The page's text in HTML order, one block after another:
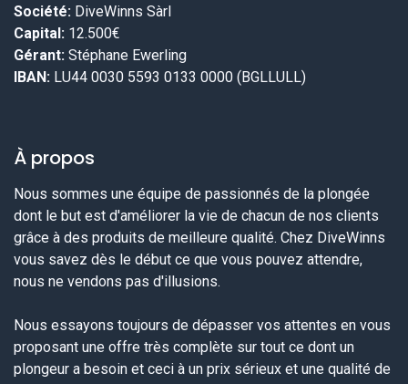
Société: DiveWinns Sàrl
Capital: 12.500€
Gérant: Stéphane Ewerling
IBAN: LU44 0030 5593 0133 0000 (BGLLULL)
À propos
Nous sommes une équipe de passionnés de la plongée
dont le but est d'améliorer la vie de chacun de nos clients
grâce à des produits de meilleure qualité. Chez DiveWinns
vous savez dès le début ce que vous pouvez attendre,
nous ne vendons pas d'illusions.
Nous essayons toujours de dépasser vos attentes en vous
proposant une offre très complète sur tout ce dont un
plongeur a besoin et ceci à un prix sérieux et une qualité de